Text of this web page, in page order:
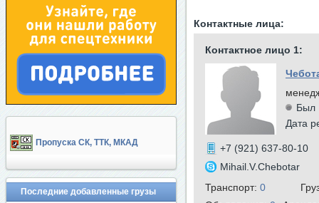
Пропуска СК, ТТК, МКАД
Последние добавленные грузы
Контактные лица:
Контактное лицо 1:
Был
Дата
+7 (921) 637-80-10
Mihail.V.Chebotar
Транспорт: 0